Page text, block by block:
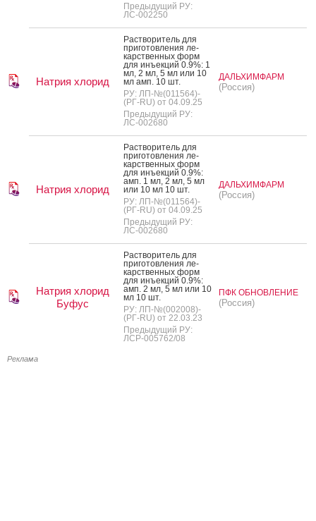
Предыдущий РУ:
ЛС-002250
Натрия хлорид
Рас­тво­ритель для
при­готов­ле­ния ле­
карс­твен­ных форм
для инъ­ек­ций 0.9%: 1
мл, 2 мл, 5 мл или 10
мл амп. 10 шт.
РУ: ЛП-№(011564)-
(РГ-RU) от 04.09.25
Предыдущий РУ:
ЛС-002680
ДАЛЬХИМФАРМ
(Россия)
Натрия хлорид
Рас­тво­ритель для
при­готов­ле­ния ле­
карс­твен­ных форм
для инъ­ек­ций 0.9%:
амп. 1 мл, 2 мл, 5 мл
или 10 мл 10 шт.
РУ: ЛП-№(011564)-
(РГ-RU) от 04.09.25
Предыдущий РУ:
ЛС-002680
ДАЛЬХИМФАРМ
(Россия)
Натрия хлорид
Буфус
Рас­тво­ритель для
при­готов­ле­ния ле­
карс­твен­ных форм
для инъ­ек­ций 0.9%:
амп. 2 мл, 5 мл или 10
мл 10 шт.
РУ: ЛП-№(002008)-
(РГ-RU) от 22.03.23
Предыдущий РУ:
ЛСР-005762/08
ПФК ОБНОВЛЕНИЕ
(Россия)
Реклама